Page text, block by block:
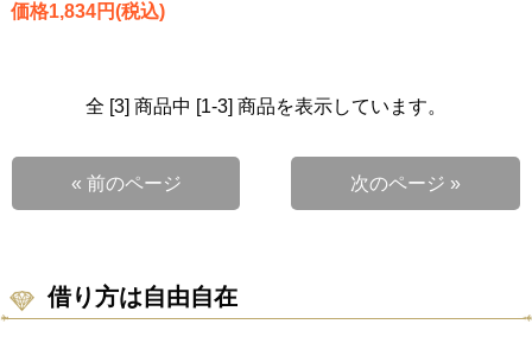
価格1,834円(税込)
全 [3] 商品中 [1-3] 商品を表示しています。
« 前のページ 次のページ »
借り方は自由自在